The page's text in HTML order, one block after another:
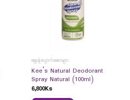
ချွေးနံ့ပျောက်ဆေးများ
Kee’s Natural Deodorant
Spray Natural (100ml)
6,800Ks